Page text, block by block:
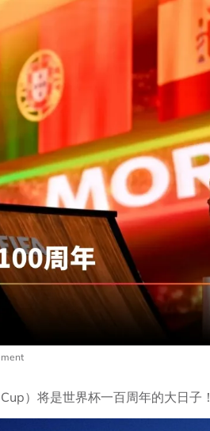
）将是世界杯一百周年的大日子！